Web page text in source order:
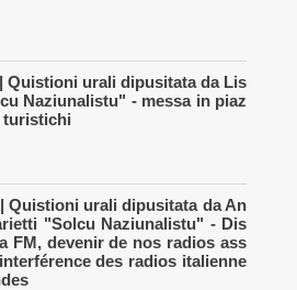
| Quistioni urali dipusitata da Lis
Naziunalistu" - messa in piaz
turistichi
| Quistioni urali dipusitata da An
"Solcu Naziunalistu" - Dis
FM, devenir de nos radios ass
des radios italienne